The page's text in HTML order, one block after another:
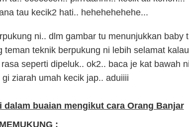
tau kecik2 hati.. hehehehehehe...
ni.. dlm gambar tu menunjukkan baby
teknik berpukung ni lebih selamat kalau
seperti dipeluk.. ok2.. baca je kat bawah ni
ziarah umah kecik jap.. aduiiii
buaian mengikut cara Orang Banjar
: